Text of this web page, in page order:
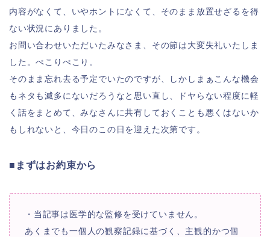
内容がなくて、いやホントになくて、そのまま放置せざるを得
ない状況にありました。
お問い合わせいただいたみなさま、その節は大変失礼いたしま
した。ぺこりぺこり。
そのまま忘れ去る予定でいたのですが、しかしまぁこんな機会
もネタも滅多にないだろうなと思い直し、ドヤらない程度に軽
く話をまとめて、みなさんに共有しておくことも悪くはないか
もしれないと、今日のこの日を迎えた次第です。
■まずはお約束から
・当記事は医学的な監修を受けていません。
あくまでも一個人の観察記録に基づく、主観的かつ個